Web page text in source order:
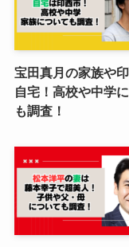
宝田真月の家族や
自宅！高校や中学
も調査！